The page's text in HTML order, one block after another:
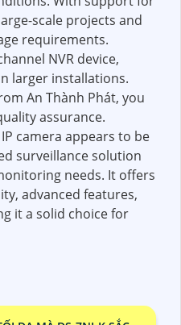
scale projects and
requirements.
NVR device,
larger installations.
An Thành Phát, you
assurance.
IP camera appears to be
surveillance solution
needs. It offers
advanced features,
it a solid choice for